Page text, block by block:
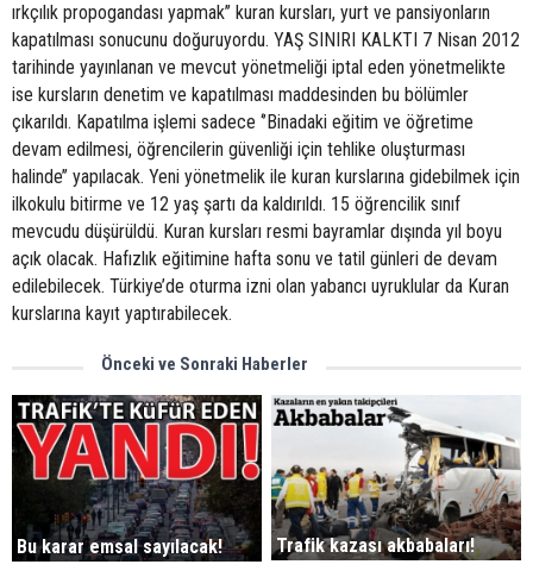
ırkçılık propogandası yapmak’’ kuran kursları, yurt ve pansiyonların
kapatılması sonucunu doğuruyordu. YAŞ SINIRI KALKTI 7 Nisan 2012
tarihinde yayınlanan ve mevcut yönetmeliği iptal eden yönetmelikte
ise kursların denetim ve kapatılması maddesinden bu bölümler
çıkarıldı. Kapatılma işlemi sadece ‘’Binadaki eğitim ve öğretime
devam edilmesi, öğrencilerin güvenliği için tehlike oluşturması
halinde’’ yapılacak. Yeni yönetmelik ile kuran kurslarına gidebilmek için
ilkokulu bitirme ve 12 yaş şartı da kaldırıldı. 15 öğrencilik sınıf
mevcudu düşürüldü. Kuran kursları resmi bayramlar dışında yıl boyu
açık olacak. Hafızlık eğitimine hafta sonu ve tatil günleri de devam
edilebilecek. Türkiye’de oturma izni olan yabancı uyruklular da Kuran
kurslarına kayıt yaptırabilecek.
Önceki ve Sonraki Haberler
Bu karar emsal sayılacak! Trafik kazası akbabaları!